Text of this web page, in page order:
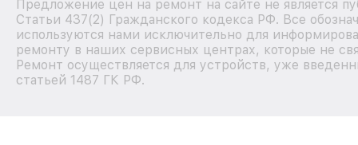
Предложение цен на ремонт на сайте не является
Статьи 437(2) Гражданского кодекса РФ. Все
используются нами исключительно для
ремонту в наших сервисных центрах, которые не
Ремонт осуществляется для устройств, уже
статьей 1487 ГК РФ.